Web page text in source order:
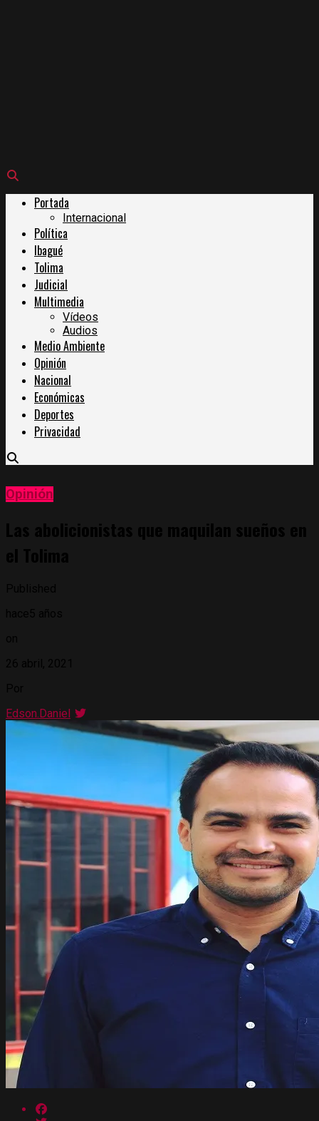
Portada
Internacional
Política
Ibagué
Tolima
Judicial
Multimedia
Vídeos
Audios
Medio Ambiente
Opinión
Nacional
Económicas
Deportes
Privacidad
Opinión
Edson.Daniel